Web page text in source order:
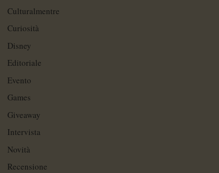
Culturalmentre
Curiosità
Disney
Editoriale
Evento
Games
Giveaway
Intervista
Novità
Recensione